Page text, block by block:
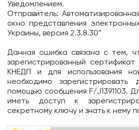
Уведомлением.
Отправитель:
окно представления
Украины, версия 2.3.8.30″
Данная ошибка связана с тем,
зарегистрированный
КНЕДП и для использования
необходимо зарегистрировать
помощью сообщения F/J1391103.
иметь доступ к
секретному ключу и знать к нему